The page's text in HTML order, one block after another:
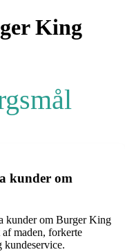
King
kunder om
kunder om Burger King
maden, forkerte
kundeservice.